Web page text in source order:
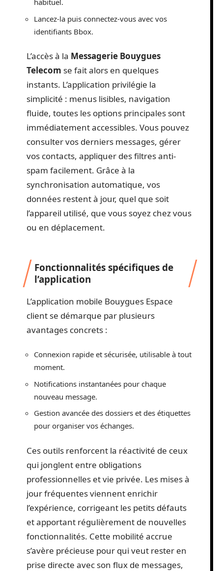
habituel.
Lancez-la puis connectez-vous avec vos
identifiants Bbox.
L’accès à la Messagerie Bouygues
Telecom se fait alors en quelques
instants. L’application privilégie la
simplicité : menus lisibles, navigation
fluide, toutes les options principales sont
immédiatement accessibles. Vous pouvez
consulter vos derniers messages, gérer
vos contacts, appliquer des filtres anti-
spam facilement. Grâce à la
synchronisation automatique, vos
données restent à jour, quel que soit
l’appareil utilisé, que vous soyez chez vous
ou en déplacement.
Fonctionnalités spécifiques de
l’application
L’application mobile Bouygues Espace
client se démarque par plusieurs
avantages concrets :
Connexion rapide et sécurisée, utilisable à tout
moment.
Notifications instantanées pour chaque
nouveau message.
Gestion avancée des dossiers et des étiquettes
pour organiser vos échanges.
Ces outils renforcent la réactivité de ceux
qui jonglent entre obligations
professionnelles et vie privée. Les mises à
jour fréquentes viennent enrichir
l’expérience, corrigeant les petits défauts
et apportant régulièrement de nouvelles
fonctionnalités. Cette mobilité accrue
s’avère précieuse pour qui veut rester en
prise directe avec son flux de messages,